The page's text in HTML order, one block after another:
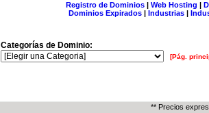
Registro de Dominios| Web Hosting |
Dominios Expirados | Industrias |
Categorías de Dominio:
[Pág.
** Precios